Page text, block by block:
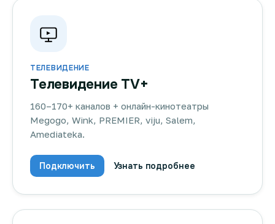
ТЕЛЕВИДЕНИЕ
Телевидение TV+
160–170+ каналов + онлайн-кинотеатры
Megogo, Wink, PREMIER, viju, Salem,
Amediateka.
Подключить Узнать подробнее